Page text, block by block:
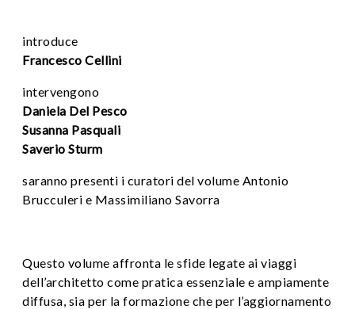
introduce
Francesco Cellini
intervengono
Daniela Del Pesco
Susanna Pasquali
Saverio Sturm
saranno presenti i curatori del volume Antonio
Brucculeri e Massimiliano Savorra
Questo volume affronta le sfide legate ai viaggi
dell’architetto come pratica essenziale e ampiamente
diffusa, sia per la formazione che per l’aggiornamento